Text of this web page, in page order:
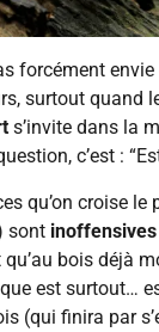
forcément
surtout quand
s’invite dans la
c’est :
qu’on croise le
sont
qu’au bois déjà
est surtout…
(qui finira par